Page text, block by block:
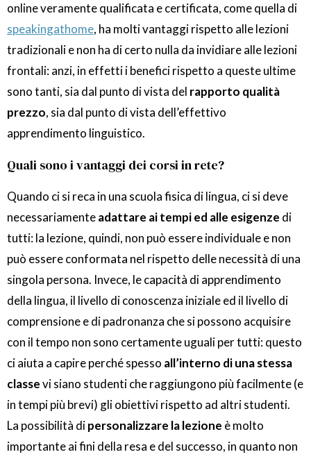
online veramente qualificata e certificata, come quella di
speakingathome, ha molti vantaggi rispetto alle lezioni
tradizionali e non ha di certo nulla da invidiare alle lezioni
frontali: anzi, in effetti i benefici rispetto a queste ultime
sono tanti, sia dal punto di vista del rapporto qualità
prezzo, sia dal punto di vista dell’effettivo
apprendimento linguistico.
Quali sono i vantaggi dei corsi in rete?
Quando ci si reca in una scuola fisica di lingua, ci si deve
necessariamenteadattare ai tempi ed alle esigenze di
tutti: la lezione, quindi, non può essere individuale e non
può essere conformata nel rispetto delle necessità di una
singola persona. Invece, le capacità di apprendimento
della lingua, il livello di conoscenza iniziale ed il livello di
comprensione e di padronanza che si possono acquisire
con il tempo non sono certamente uguali per tutti: questo
ci aiuta a capire perché spesso all’interno di una stessa
classevi siano studenti che raggiungono più facilmente (e
in tempi più brevi) gli obiettivi rispetto ad altri studenti.
La possibilità dipersonalizzare la lezione è molto
importante ai fini della resa e del successo, in quanto non